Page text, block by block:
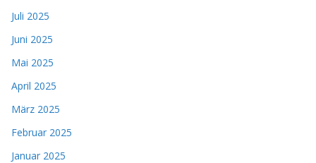
Juli 2025
Juni 2025
Mai 2025
April 2025
März 2025
Februar 2025
Januar 2025